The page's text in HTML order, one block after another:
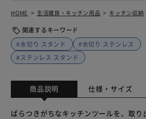
HOME 生活雑貨・キッチン用品 キッチン収納
関連するキーワード
#水切り スタンド
#水切り ステンレス
#ステンレス スタンド
商品説明 仕様・サイズ
ばらつきがちなキッチンツールを、取り